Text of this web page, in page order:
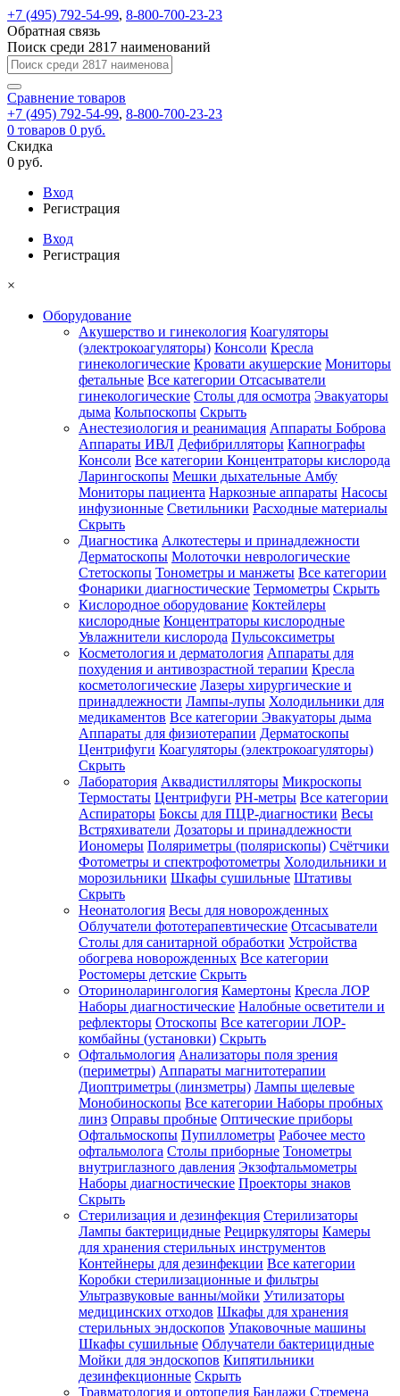
+7 (495) 792-54-99, 8-800-700-23-23
Обратная связь
Поиск среди 2817 наименований
Сравнение товаров
+7 (495) 792-54-99, 8-800-700-23-23
0 товаров 0 руб.
Скидка
0 руб.
Вход
Регистрация
Вход
Регистрация
×
Оборудование
Акушерство и гинекология Коагуляторы
(электрокоагуляторы) Консоли Кресла
гинекологические Кровати акушерские Мониторы
фетальные Все категории Отсасыватели
гинекологические Столы для осмотра Эвакуаторы
дыма Кольпоскопы Скрыть
Анестезиология и реанимация Аппараты Боброва
Аппараты ИВЛ Дефибрилляторы Капнографы
Консоли Все категории Концентраторы кислорода
Ларингоскопы Мешки дыхательные Амбу
Мониторы пациента Наркозные аппараты Насосы
инфузионные Светильники Расходные материалы
Скрыть
Диагностика Алкотестеры и принадлежности
Дерматоскопы Молоточки неврологические
Стетоскопы Тонометры и манжеты Все категории
Фонарики диагностические Термометры Скрыть
Кислородное оборудование Коктейлеры
кислородные Концентраторы кислородные
Увлажнители кислорода Пульсоксиметры
Косметология и дерматология Аппараты для
похудения и антивозрастной терапии Кресла
косметологические Лазеры хирургические и
принадлежности Лампы-лупы Холодильники для
медикаментов Все категории Эвакуаторы дыма
Аппараты для физиотерапии Дерматоскопы
Центрифуги Коагуляторы (электрокоагуляторы)
Скрыть
Лаборатория Аквадистилляторы Микроскопы
Термостаты Центрифуги PH-метры Все категории
Аспираторы Боксы для ПЦР-диагностики Весы
Встряхиватели Дозаторы и принадлежности
Иономеры Поляриметры (полярископы) Счётчики
Фотометры и спектрофотометры Холодильники и
морозильники Шкафы сушильные Штативы
Скрыть
Неонатология Весы для новорожденных
Облучатели фототерапевтические Отсасыватели
Столы для санитарной обработки Устройства
обогрева новорожденных Все категории
Ростомеры детские Скрыть
Оториноларингология Камертоны Кресла ЛОР
Наборы диагностические Налобные осветители и
рефлекторы Отоскопы Все категории ЛОР-
комбайны (установки) Скрыть
Офтальмология Анализаторы поля зрения
(периметры) Аппараты магнитотерапии
Диоптриметры (линзметры) Лампы щелевые
Монобиноскопы Все категории Наборы пробных
линз Оправы пробные Оптические приборы
Офтальмоскопы Пупиллометры Рабочее место
офтальмолога Столы приборные Тонометры
внутриглазного давления Экзофтальмометры
Наборы диагностические Проекторы знаков
Скрыть
Стерилизация и дезинфекция Стерилизаторы
Лампы бактерицидные Рециркуляторы Камеры
для хранения стерильных инструментов
Контейнеры для дезинфекции Все категории
Коробки стерилизационные и фильтры
Ультразвуковые ванны/мойки Утилизаторы
медицинских отходов Шкафы для хранения
стерильных эндоскопов Упаковочные машины
Шкафы сушильные Облучатели бактерицидные
Мойки для эндоскопов Кипятильники
дезинфекционные Скрыть
Травматология и ортопедия Бандажи Стремена